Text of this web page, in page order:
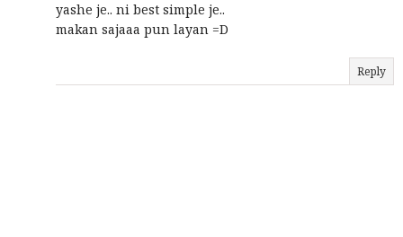
yashe je.. ni best simple je..
makan sajaaa pun layan =D
Reply